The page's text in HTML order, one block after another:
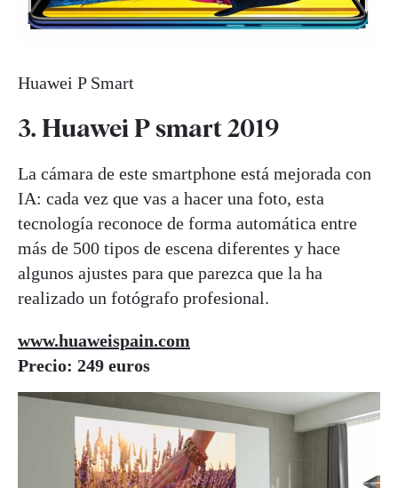
Huawei P Smart
3. Huawei P smart 2019
La cámara de este smartphone está mejorada con
IA: cada vez que vas a hacer una foto, esta
tecnología reconoce de forma automática entre
más de 500 tipos de escena diferentes y hace
algunos ajustes para que parezca que la ha
realizado un fotógrafo profesional.
www.huaweispain.com
Precio: 249 euros